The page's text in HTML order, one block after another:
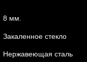
8 мм.
Закаленное стекло
Нержавеющая сталь